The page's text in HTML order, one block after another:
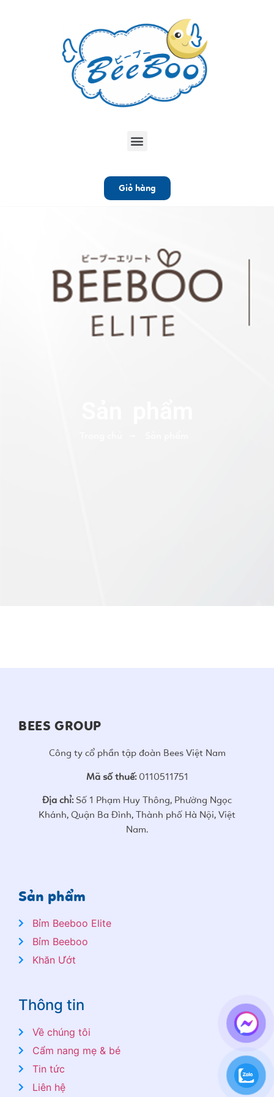
Giỏ hàng
BEES GROUP
Công ty cổ phần tập đoàn Bees Việt Nam
Mã số thuế: 0110511751
Địa chỉ: Số 1 Phạm Huy Thông, Phường Ngọc
Khánh, Quận Ba Đình, Thành phố Hà Nội, Việt
Nam.
Sản phẩm
Bỉm Beeboo Elite
Bỉm Beeboo
Khăn Ướt
Thông tin
Về chúng tôi
Cẩm nang mẹ & bé
Tin tức
Liên hệ